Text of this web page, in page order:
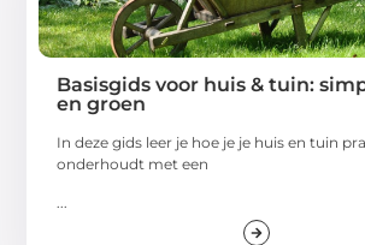
Basisgids voor huis & tuin:
en groen
In deze gids leer je hoe je je huis en tuin
onderhoudt met een
...